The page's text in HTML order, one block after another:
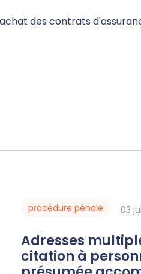
des contrats
Adresses multiples : la
citation à
03
procédure pénale